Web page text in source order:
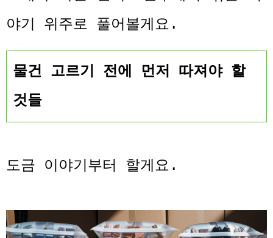
야기 위주로 풀어볼게요.
물건 고르기 전에 먼저 따져야 할
것들
도금 이야기부터 할게요.